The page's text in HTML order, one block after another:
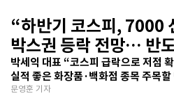
“하반기 코스피, 7000
박스권 등락 전망… 반
반영 주시해야”
박세익 대표 “코스피 급락으로 저점
실적 좋은 화장품·백화점 종목 주목할
문영훈 기자